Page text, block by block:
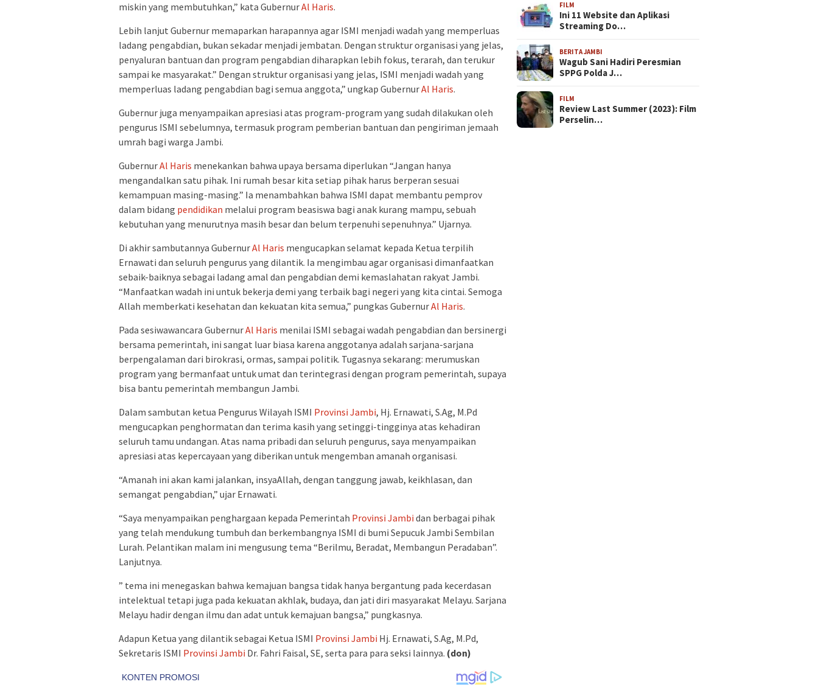
miskin yang membutuhkan,” kata GubernurAl Haris.
Lebih lanjut Gubernur memaparkan harapannya agar ISMI menjadi wadah yang memperluas
ladang pengabdian, bukan sekadar menjadi jembatan. Dengan struktur organisasi yang jelas,
penyaluran bantuan dan program pengabdian diharapkan lebih fokus, terarah, dan terukur
sampai ke masyarakat.” Dengan struktur organisasi yang jelas, ISMI menjadi wadah yang
memperluas ladang pengabdian bagi semua anggota,” ungkap GubernurAl Haris.
Gubernur juga menyampaikan apresiasi atas program-program yang sudah dilakukan oleh
pengurus ISMI sebelumnya, termasuk program pemberian bantuan dan pengiriman jemaah
umrah bagi warga Jambi.
GubernurAl Haris menekankan bahwa upaya bersama diperlukan “Jangan hanya
mengandalkan satu pihak. Ini rumah besar kita setiap pihak harus berperan sesuai
kemampuan masing-masing.” Ia menambahkan bahwa ISMI dapat membantu pemprov
dalam bidang pendidikan melalui program beasiswa bagi anak kurang mampu, sebuah
kebutuhan yang menurutnya masih besar dan belum terpenuhi sepenuhnya.” Ujarnya.
Di akhir sambutannya GubernurAl Haris mengucapkan selamat kepada Ketua terpilih
Ernawati dan seluruh pengurus yang dilantik. Ia mengimbau agar organisasi dimanfaatkan
sebaik-baiknya sebagai ladang amal dan pengabdian demi kemaslahatan rakyat Jambi.
“Manfaatkan wadah ini untuk bekerja demi yang terbaik bagi negeri yang kita cintai. Semoga
Allah memberkati kesehatan dan kekuatan kita semua,” pungkas GubernurAl Haris.
Pada sesiwawancara GubernurAl Haris menilai ISMI sebagai wadah pengabdian dan bersinergi
bersama pemerintah, ini sangat luar biasa karena anggotanya adalah sarjana-sarjana
berpengalaman dari birokrasi, ormas, sampai politik. Tugasnya sekarang: merumuskan
program yang bermanfaat untuk umat dan terintegrasi dengan program pemerintah, supaya
bisa bantu pemerintah membangun Jambi.
Dalam sambutan ketua Pengurus Wilayah ISMI Provinsi Jambi, Hj. Ernawati, S.Ag, M.Pd
mengucapkan penghormatan dan terima kasih yang setinggi-tingginya atas kehadiran
seluruh tamu undangan. Atas nama pribadi dan seluruh pengurus, saya menyampaikan
apresiasi atas kepercayaan yang diberikan untuk mengemban amanah organisasi.
“Amanah ini akan kami jalankan, insyaAllah, dengan tanggung jawab, keikhlasan, dan
semangat pengabdian,” ujar Ernawati.
“Saya menyampaikan penghargaan kepada Pemerintah Provinsi Jambi dan berbagai pihak
yang telah mendukung tumbuh dan berkembangnya ISMI di bumi Sepucuk Jambi Sembilan
Lurah. Pelantikan malam ini mengusung tema “Berilmu, Beradat, Membangun Peradaban”.
Lanjutnya.
” tema ini menegaskan bahwa kemajuan bangsa tidak hanya bergantung pada kecerdasan
intelektual tetapi juga pada kekuatan akhlak, budaya, dan jati diri masyarakat Melayu. Sarjana
Melayu hadir dengan ilmu dan adat untuk kemajuan bangsa,” pungkasnya.
Adapun Ketua yang dilantik sebagai Ketua ISMI Provinsi Jambi Hj. Ernawati, S.Ag, M.Pd,
Sekretaris ISMI Provinsi Jambi Dr. Fahri Faisal, SE, serta para para seksi lainnya. (don)
FILM
Ini 11 Website dan Aplikasi
Streaming Do…
BERITA JAMBI
Wagub Sani Hadiri Peresmian
SPPG Polda J…
FILM
Review Last Summer (2023): Film
Perselin…